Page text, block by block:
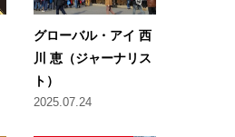
グローバル・アイ 西
川 恵（ジャーナリス
ト）
2025.07.24